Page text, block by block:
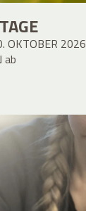
OKTOBER 2026
ab